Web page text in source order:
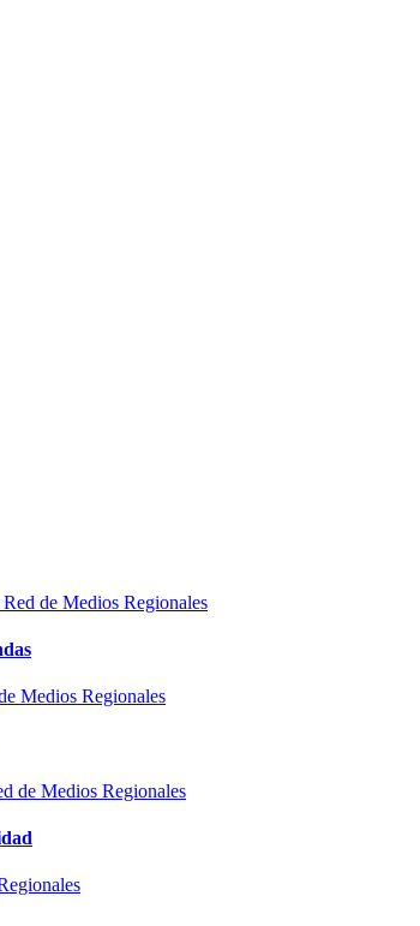
Red de Medios Regionales
Medios Regionales
de Medios Regionales